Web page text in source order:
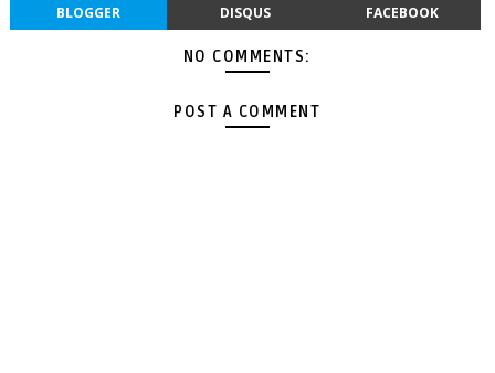
BLOGGER DISQUS FACEBOOK
NO COMMENTS:
POST A COMMENT